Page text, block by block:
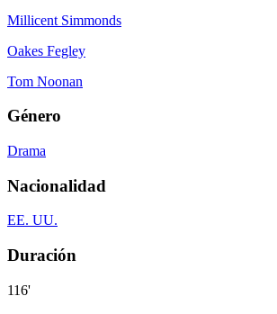
Millicent Simmonds
Oakes Fegley
Tom Noonan
Género
Drama
Nacionalidad
EE. UU.
Duración
116'